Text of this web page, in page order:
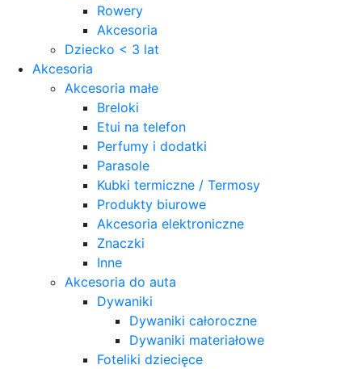
Rowery
Akcesoria
Dziecko < 3 lat
Akcesoria
Akcesoria małe
Breloki
Etui na telefon
Perfumy i dodatki
Parasole
Kubki termiczne / Termosy
Produkty biurowe
Akcesoria elektroniczne
Znaczki
Inne
Akcesoria do auta
Dywaniki
Dywaniki całoroczne
Dywaniki materiałowe
Foteliki dziecięce